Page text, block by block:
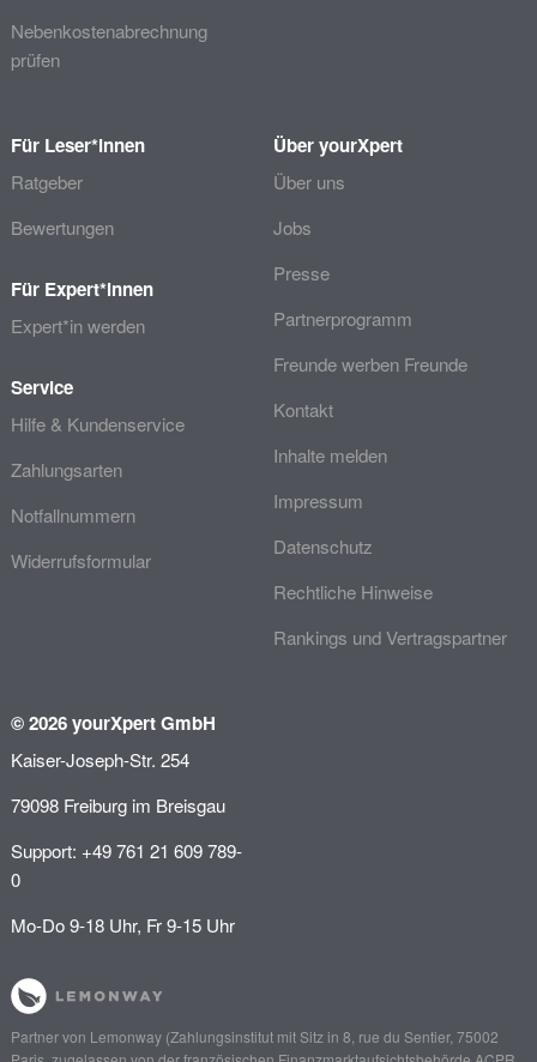
Nebenkostenabrechnung
prüfen
Für Leser*innen
Ratgeber
Bewertungen
Für Expert*innen
Expert*in werden
Service
Hilfe & Kundenservice
Zahlungsarten
Notfallnummern
Widerrufsformular
Über yourXpert
Über uns
Jobs
Presse
Partnerprogramm
Freunde werben Freunde
Kontakt
Inhalte melden
Impressum
Datenschutz
Rechtliche Hinweise
Rankings und Vertragspartner
© 2026 yourXpert GmbH
Kaiser-Joseph-Str. 254
79098 Freiburg im Breisgau
Support: +49 761 21 609 789-
0
Mo-Do 9-18 Uhr, Fr 9-15 Uhr
Partner von Lemonway(Zahlungsinstitut mit Sitz in 8, rue du Sentier, 75002